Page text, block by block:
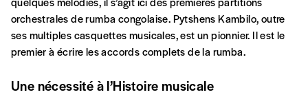
Se connecter
Formulaire de
commande
orchestrales de rumba congolaise. Pytshens Kambilo, outre
ses multiples casquettes musicales, est un pionnier. Il est le
premier à écrire les accords complets de la rumba.
Une nécessité à l’Histoire musicale